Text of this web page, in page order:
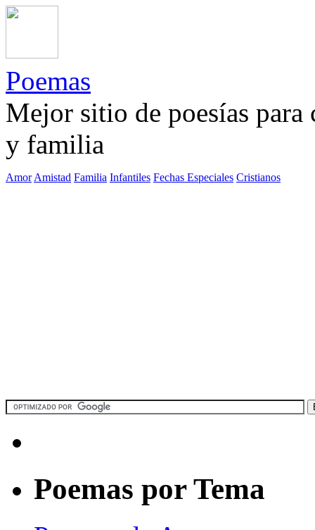
Poemas
Mejor sitio de poesías
y familia
Amor Amistad Familia Infantiles Fechas Especiales Cristianos
Poemas por Tema